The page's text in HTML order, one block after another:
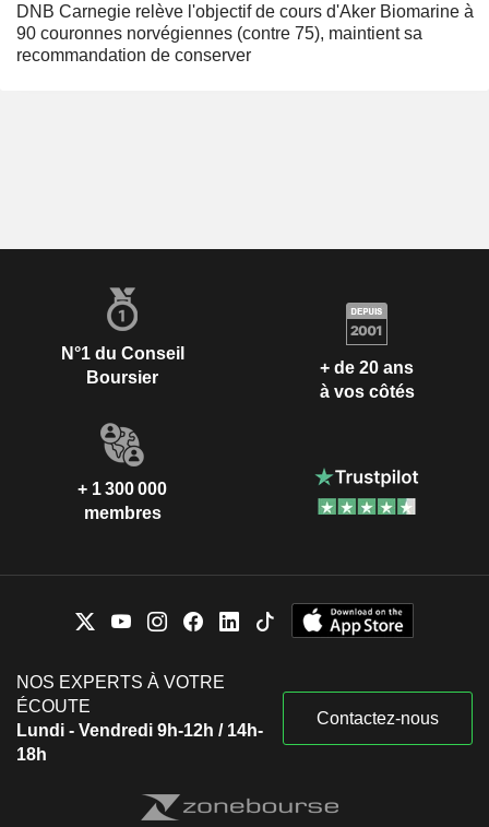
DNB Carnegie relève l'objectif de cours d'Aker Biomarine à
90 couronnes norvégiennes (contre 75), maintient sa
recommandation de conserver
N°1 du Conseil
Boursier
+ de 20 ans
à vos côtés
+ 1 300 000
membres
NOS EXPERTS À VOTRE
ÉCOUTE
Lundi - Vendredi 9h-12h / 14h-
18h
Contactez-nous